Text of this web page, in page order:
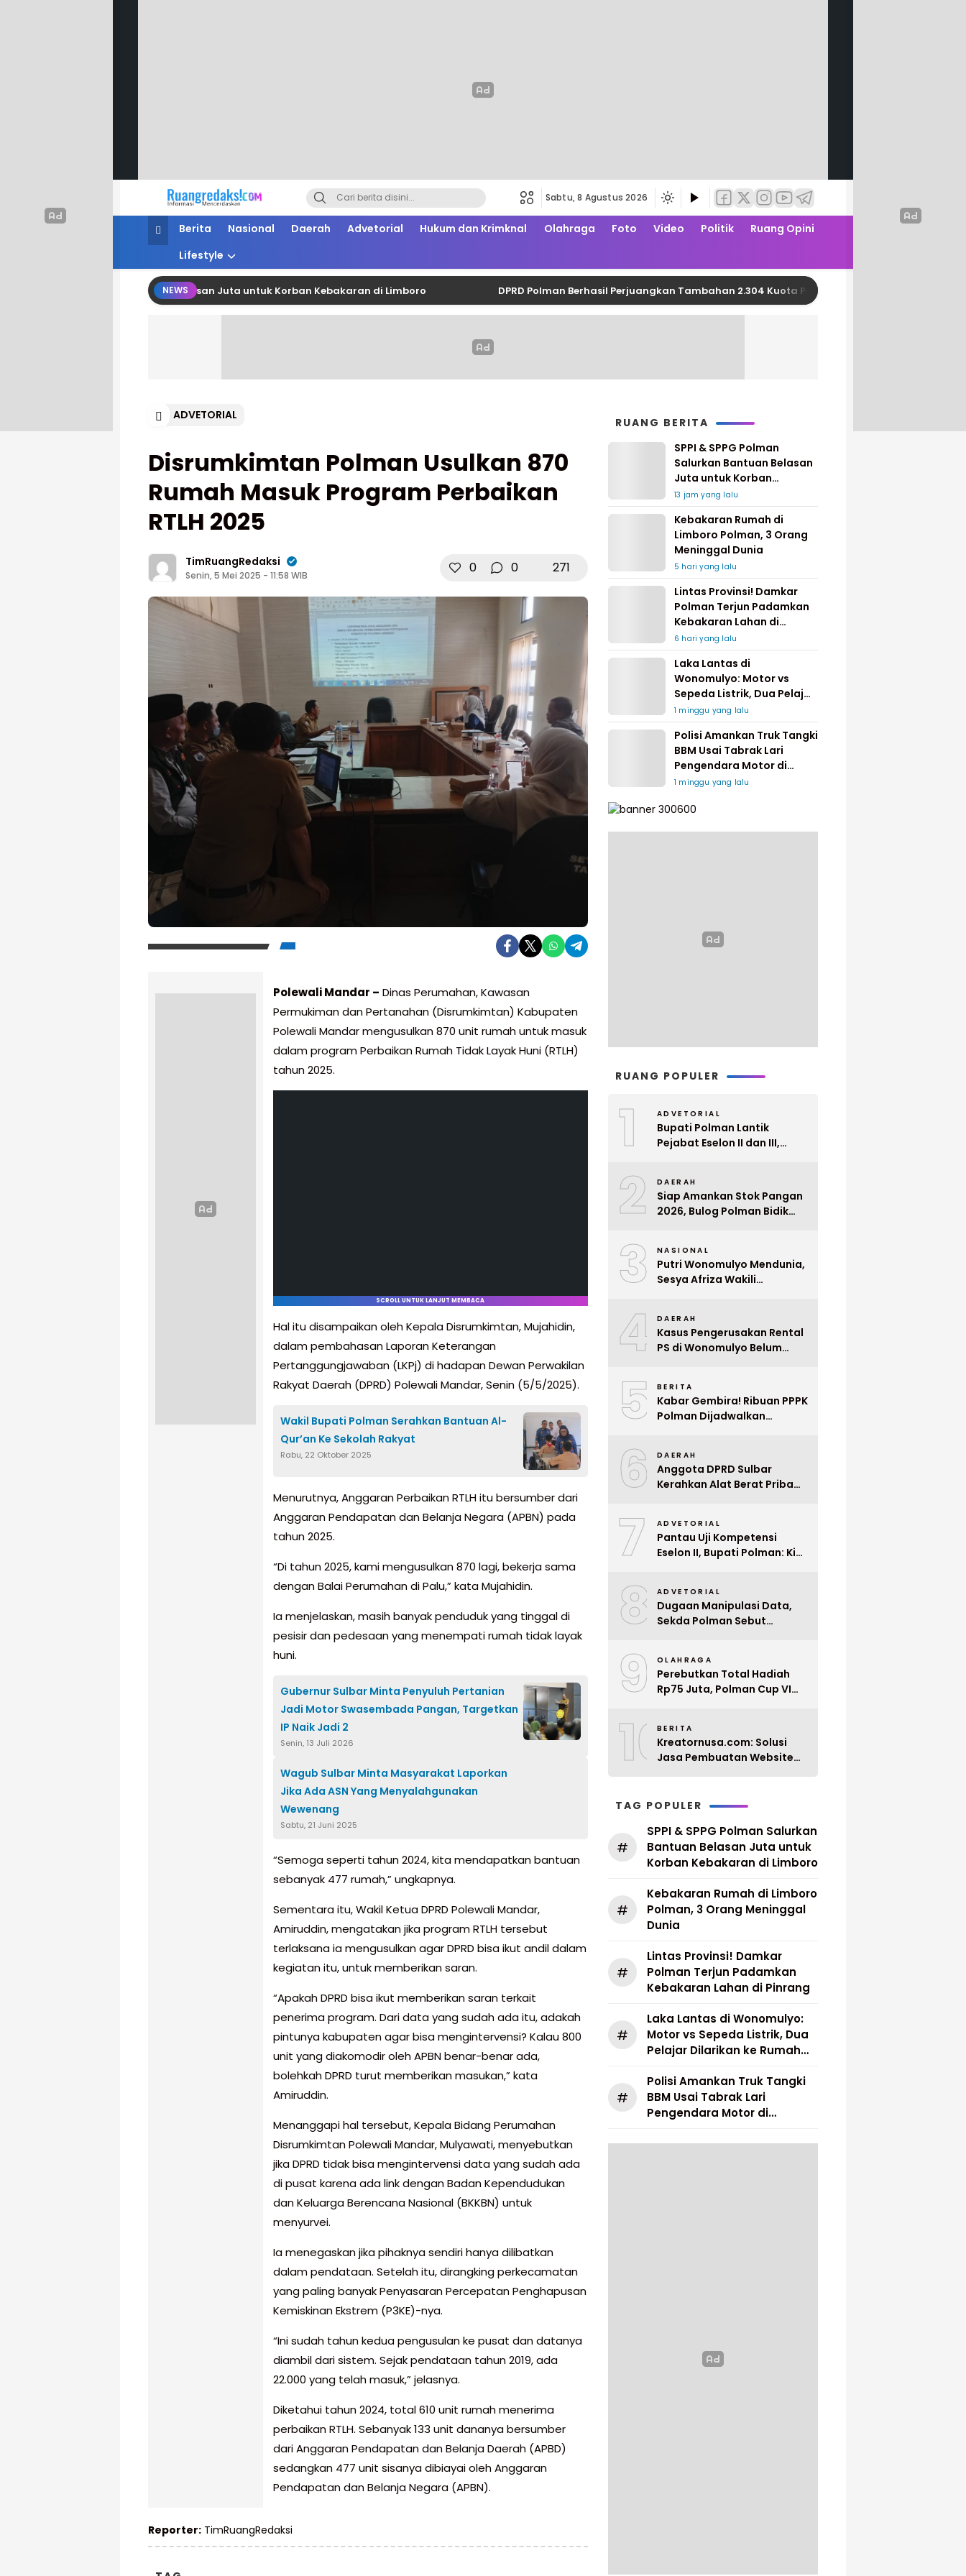
Ruang Redaksi
Informasi Mencerdaskan
Sabtu, 8 Agustus 2026
Berita Nasional Daerah Advetorial Hukum dan Krimknal Olahraga Foto Video Politik
Ruang Opini
Lifestyle
NEWS
Polman Salurkan Bantuan Belasan Juta untuk Korban Kebakaran di Limboro DPRD Polman Berhasil Perjuangkan Tambahan 2.304 Kuota PBI JK APBN dari Kemensos RI
ADVETORIAL
Disrumkimtan Polman Usulkan 870
Rumah Masuk Program Perbaikan
RTLH 2025
TimRuangRedaksi
Senin, 5 Mei 2025 - 11:58 WIB 0 0 271
Polewali Mandar – Dinas Perumahan, Kawasan
Permukiman dan Pertanahan (Disrumkimtan) Kabupaten
Polewali Mandar mengusulkan 870 unit rumah untuk masuk
dalam program Perbaikan Rumah Tidak Layak Huni (RTLH)
tahun 2025.
SCROLL UNTUK LANJUT MEMBACA
Hal itu disampaikan oleh Kepala Disrumkimtan, Mujahidin,
dalam pembahasan Laporan Keterangan
Pertanggungjawaban (LKPj) di hadapan Dewan Perwakilan
Rakyat Daerah (DPRD) Polewali Mandar, Senin (5/5/2025).
Wakil Bupati Polman Serahkan Bantuan Al-
Qur’an Ke Sekolah Rakyat
Rabu, 22 Oktober 2025
Menurutnya, Anggaran Perbaikan RTLH itu bersumber dari
Anggaran Pendapatan dan Belanja Negara (APBN) pada
tahun 2025.
“Di tahun 2025, kami mengusulkan 870 lagi, bekerja sama
dengan Balai Perumahan di Palu,” kata Mujahidin.
Ia menjelaskan, masih banyak penduduk yang tinggal di
pesisir dan pedesaan yang menempati rumah tidak layak
huni.
Gubernur Sulbar Minta Penyuluh Pertanian
Jadi Motor Swasembada Pangan, Targetkan
IP Naik Jadi 2
Senin, 13 Juli 2026
Wagub Sulbar Minta Masyarakat Laporkan
Jika Ada ASN Yang Menyalahgunakan
Wewenang
Sabtu, 21 Juni 2025
“Semoga seperti tahun 2024, kita mendapatkan bantuan
sebanyak 477 rumah,” ungkapnya.
Sementara itu, Wakil Ketua DPRD Polewali Mandar,
Amiruddin, mengatakan jika program RTLH tersebut
terlaksana ia mengusulkan agar DPRD bisa ikut andil dalam
kegiatan itu, untuk memberikan saran.
“Apakah DPRD bisa ikut memberikan saran terkait
penerima program. Dari data yang sudah ada itu, adakah
pintunya kabupaten agar bisa mengintervensi? Kalau 800
unit yang diakomodir oleh APBN benar-benar ada,
bolehkah DPRD turut memberikan masukan,” kata
Amiruddin.
Menanggapi hal tersebut, Kepala Bidang Perumahan
Disrumkimtan Polewali Mandar, Mulyawati, menyebutkan
jika DPRD tidak bisa mengintervensi data yang sudah ada
di pusat karena ada link dengan Badan Kependudukan
dan Keluarga Berencana Nasional (BKKBN) untuk
menyurvei.
Ia menegaskan jika pihaknya sendiri hanya dilibatkan
dalam pendataan. Setelah itu, dirangking perkecamatan
yang paling banyak Penyasaran Percepatan Penghapusan
Kemiskinan Ekstrem (P3KE)-nya.
“Ini sudah tahun kedua pengusulan ke pusat dan datanya
diambil dari sistem. Sejak pendataan tahun 2019, ada
22.000 yang telah masuk,” jelasnya.
Diketahui tahun 2024, total 610 unit rumah menerima
perbaikan RTLH. Sebanyak 133 unit dananya bersumber
dari Anggaran Pendapatan dan Belanja Daerah (APBD)
sedangkan 477 unit sisanya dibiayai oleh Anggaran
Pendapatan dan Belanja Negara (APBN).
Reporter: TimRuangRedaksi
RUANG BERITA
SPPI & SPPG Polman
Salurkan Bantuan Belasan
Juta untuk Korban
Kebakaran di Limboro
13 jam yang lalu
Kebakaran Rumah di
Limboro Polman, 3 Orang
Meninggal Dunia
5 hari yang lalu
Lintas Provinsi! Damkar
Polman Terjun Padamkan
Kebakaran Lahan di
Pinrang
6 hari yang lalu
Laka Lantas di
Wonomulyo: Motor vs
Sepeda Listrik, Dua Pelajar
Dilarikan ke Rumah Sakit
1 minggu yang lalu
Polisi Amankan Truk Tangki
BBM Usai Tabrak Lari
Pengendara Motor di
Matakali
1 minggu yang lalu
RUANG POPULER
1 ADVETORIAL
Bupati Polman Lantik
Pejabat Eselon II dan III,
2 DAERAH
Siap Amankan Stok Pangan
2026, Bulog Polman Bidik
3 NASIONAL
Putri Wonomulyo Mendunia,
Sesya Afriza Wakili
4 DAERAH
Kasus Pengerusakan Rental
PS di Wonomulyo Belum
Pelaku
5 BERITA
Kabar Gembira! Ribuan PPPK
Polman Dijadwalkan
6 DAERAH
Anggota DPRD Sulbar
Kerahkan Alat Berat Pribadi
7 ADVETORIAL
Pantau Uji Kompetensi
Eselon II, Bupati Polman: Kita
8 ADVETORIAL
Dugaan Manipulasi Data,
Sekda Polman Sebut
Ditunda
9 OLAHRAGA
Perebutkan Total Hadiah
Rp75 Juta, Polman Cup VI
10BERITA
Kreatornusa.com: Solusi
Jasa Pembuatan Website
TAG POPULER
#
SPPI & SPPG Polman Salurkan
Bantuan Belasan Juta untuk
Korban Kebakaran di Limboro
#
Kebakaran Rumah di Limboro
Polman, 3 Orang Meninggal
Dunia
#
Lintas Provinsi! Damkar
Polman Terjun Padamkan
Kebakaran Lahan di Pinrang
#
Laka Lantas di Wonomulyo:
Motor vs Sepeda Listrik, Dua
Pelajar Dilarikan ke Rumah
#
Polisi Amankan Truk Tangki
BBM Usai Tabrak Lari
Pengendara Motor di